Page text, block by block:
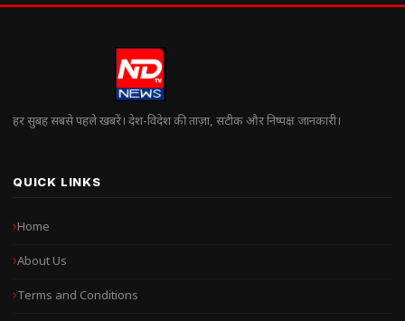
हर सुबह सबसे पहले खबरें। देश-विदेश की ताज़ा, सटीक और निष्पक्ष जानकारी।
QUICK LINKS
Home
About Us
Terms and Conditions